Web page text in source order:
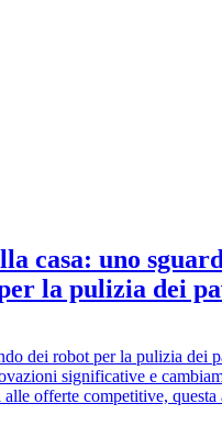
casa: uno
la pulizia dei
dei robot per la pulizia dei
significative e
alle offerte competitive,